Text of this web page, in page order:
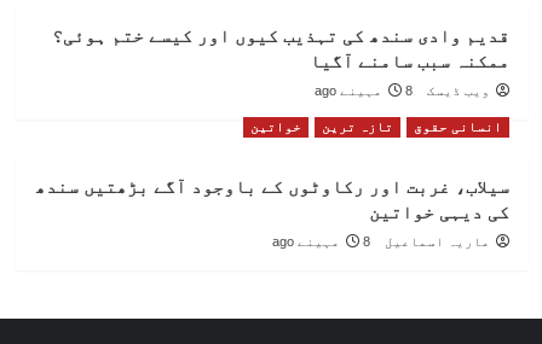
قدیم وادی سندھ کی تہذیب کیوں اور کیسے ختم ہوئی؟
ممکنہ سبب سامنے آگیا
ویب ڈیسک 8 مہینے ago
انسانی حقوق تازہ ترین خواتین
سیلاب، غربت اور رکاوٹوں کے باوجود آگے بڑھتیں سندھ
کی دیہی خواتین
ماریہ اسماعیل 8 مہینے ago